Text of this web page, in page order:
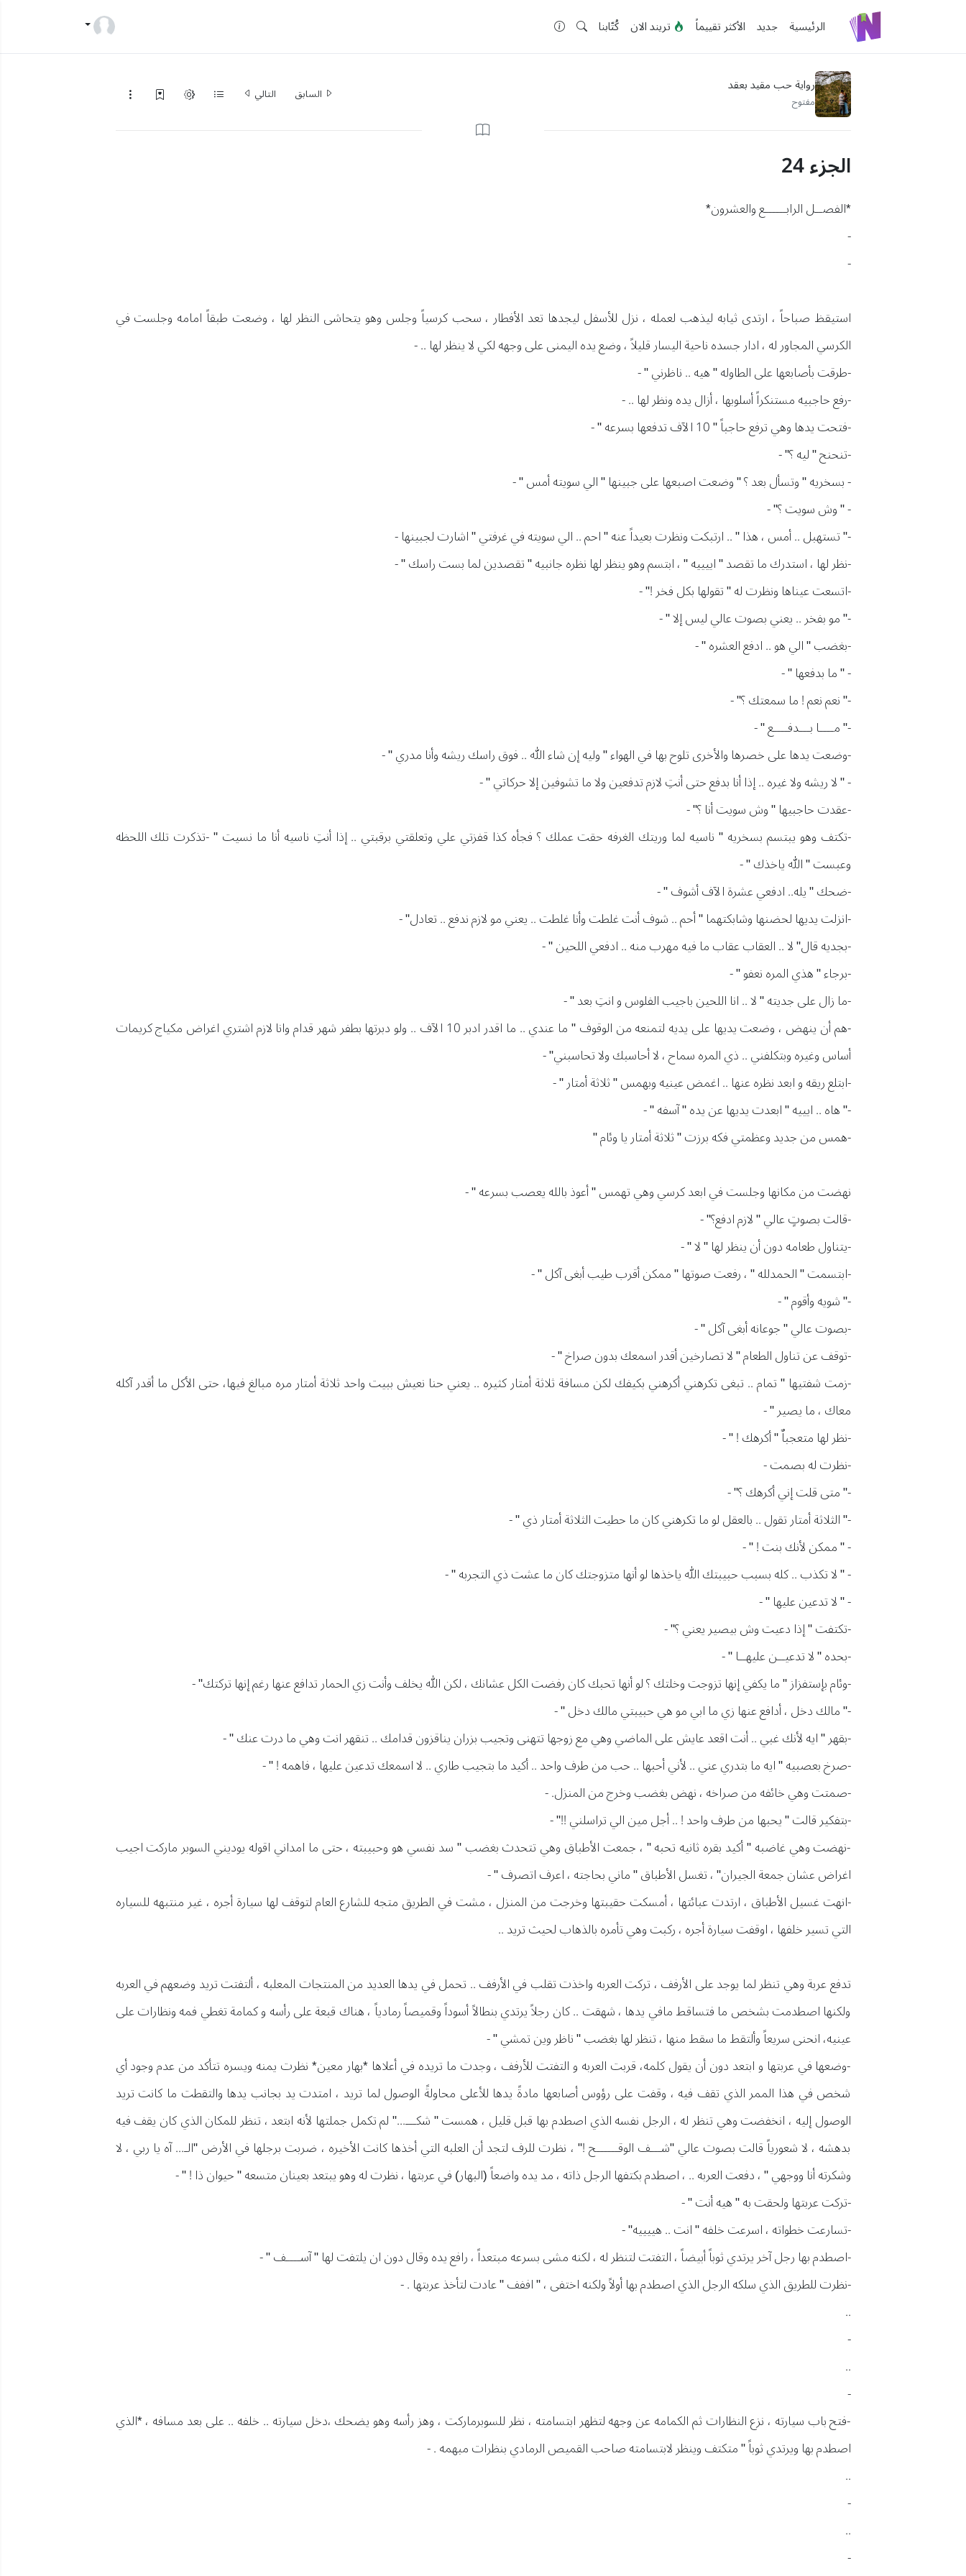
الرئيسية جديد الأكثر تقييماً تريند الان كُتّابنا
رواية حب مقيد بعقد
مفتوح السابق التالي
الجزء 24
*الفصــل الرابــــــع والعشرون*
-
-
استيقظ صباحاً ، ارتدى ثيابه ليذهب لعمله ، نزل للأسفل ليجدها تعد الأفطار ، سحب كرسياً وجلس وهو يتحاشى النظر لها ، وضعت طبقاً امامه وجلست في
الكرسي المجاور له ، ادار جسده ناحية اليسار قليلاً ، وضع يده اليمنى على وجهه لكي لا ينظر لها .. -
-طرقت بأصابعها على الطاوله " هيه .. ناظرني " -
-رفع حاجبيه مستنكراً أسلوبها ، أزال يده ونظر لها .. -
-فتحت يدها وهي ترفع حاجباً " 10 الآف تدفعها بسرعه " -
-تنحنح " ليه ؟" -
- بسخريه " وتسأل بعد ؟ " وضعت اصبعها على جبينها " الي سويته أمس " -
- " وش سويت ؟" -
-" تستهبل .. أمس ، هذا " .. ارتبكت ونظرت بعيداً عنه " احم .. الي سويته في غرفتي " اشارت لجبينها -
-نظر لها ، استدرك ما تقصد " اييييه " ، ابتسم وهو ينظر لها نظره جانبيه " تقصدين لما بست راسك " -
-اتسعت عيناها ونظرت له " تقولها بكل فخر !" -
-" مو بفخر .. يعني بصوت عالي ليس إلا " -
-بغضب " الي هو .. ادفع العشره " -
- " ما بدفعها " -
-" نعم نعم ! ما سمعتك ؟" -
-" مــــا بـــدفــــع " -
-وضعت يدها على خصرها والأخرى تلوح بها في الهواء " وليه إن شاء الله .. فوق راسك ريشه وأنا مدري " -
- " لا ريشه ولا غيره .. إذا أنا بدفع حتى أنتِ لازم تدفعين ولا ما تشوفين إلا حركاتي " -
-عقدت حاجبيها " وش سويت أنا ؟" -
-تكتف وهو يبتسم بسخريه " ناسيه لما وريتك الغرفه حقت عملك ؟ فجأه كذا قفزتي علي وتعلقتي برقبتي .. إذا أنتِ ناسيه أنا ما نسيت " -تذكرت تلك اللحظه
وعبست " الله ياخذك " -
-ضحك " يله.. ادفعي عشرة الآف أشوف " -
-انزلت يديها لحضنها وشابكتهما " أحم .. شوف أنت غلطت وأنا غلطت .. يعني مو لازم ندفع .. تعادل" -
-بجديه قال" لا .. العقاب عقاب ما فيه مهرب منه .. ادفعي اللحين " -
-برجاء " هذي المره نعفو " -
-ما زال على جديته " لا .. انا اللحين باجيب الفلوس و انتِ بعد " -
-هم أن ينهض ، وضعت يديها على يديه لتمنعه من الوقوف " ما عندي .. ما اقدر ادبر 10 الآف .. ولو دبرتها بطفر شهر قدام وانا لازم اشتري اغراض مكياج كريمات
أساس وغيره وبتكلفني .. ذي المره سماح ، لا أحاسبك ولا تحاسبني" -
-ابتلع ريقه و ابعد نظره عنها .. اغمض عينيه وبهمس " ثلاثة أمتار " -
-" هاه .. ايييه " ابعدت يديها عن يده " آسفه " -
-همس من جديد وعظمتي فكه برزت " ثلاثة أمتار يا وئام "
نهضت من مكانها وجلست في ابعد كرسي وهي تهمس " أعوذ بالله يعصب بسرعه " -
-قالت بصوتٍ عالي " لازم ادفع؟" -
-يتناول طعامه دون أن ينظر لها " لا " -
-ابتسمت " الحمدلله " ، رفعت صوتها " ممكن أقرب طيب أبغى آكل " -
-" شويه وأقوم " -
-بصوت عالي " جوعانه أبغى آكل " -
-توقف عن تناول الطعام " لا تصارخين أقدر اسمعك بدون صراخ " -
-زمت شفتيها " تمام .. تبغى تكرهني أكرهني بكيفك لكن مسافة ثلاثة أمتار كثيره .. يعني حنا نعيش ببيت واحد ثلاثة أمتار مره مبالغ فيها، حتى الأكل ما أقدر آكله
معاك ، ما يصير " -
-نظر لها متعجباٌ " أكرهك ! " -
-نظرت له بصمت -
-" متى قلت إني أكرهك ؟" -
-" الثلاثة أمتار تقول .. بالعقل لو ما تكرهني كان ما حطيت الثلاثة أمتار ذي " -
- " ممكن لأنك بنت ! " -
- " لا تكذب .. كله بسبب حبيبتك الله ياخذها لو أنها متزوجتك كان ما عشت ذي التجربه " -
- " لا تدعين عليها " -
-تكتفت " إذا دعيت وش بيصير يعني ؟" -
-بحده " لا تدعيــن عليهــا " -
-وئام بإستفزاز " ما يكفي إنها تزوجت وخلتك ؟ لو أنها تحبك كان رفضت الكل عشانك ، لكن الله يخلف وأنت زي الحمار تدافع عنها رغم إنها تركتك" -
-" مالك دخل ، أدافع عنها زي ما ابي مو هي حبيبتي مالك دخل " -
-بقهر " ايه لأنك غبي .. أنت اقعد عايش على الماضي وهي مع زوجها تتهنى وتجيب بزران يناقزون قدامك .. تنقهر انت وهي ما درت عنك " -
-صرخ بعصبيه " ايه ما بتدري عني .. لأني أحبها .. حب من طرف واحد .. أكيد ما بتجيب طاري .. لا اسمعك تدعين عليها ، فاهمه ! " -
-صمتت وهي خائفه من صراخه ، نهض بغضب وخرج من المنزل. -
-بتفكير قالت " يحبها من طرف واحد ! .. أجل مين الي تراسلني !!" -
-نهضت وهي غاضبه " أكيد بقره ثانيه تحبه " ، جمعت الأطباق وهي تتحدث بغضب " سد نفسي هو وحبيبته ، حتى ما امداني اقوله يوديني السوبر ماركت اجيب
اغراض عشان جمعة الجيران" ، تغسل الأطباق " ماني بحاجته ، اعرف اتصرف " -
-انهت غسيل الأطباق ، ارتدت عبائتها ، أمسكت حقيبتها وخرجت من المنزل ، مشت في الطريق متجه للشارع العام لتوقف لها سيارة أجره ، غير منتبهه للسياره
التي تسير خلفها ، اوقفت سيارة أجره ، ركبت وهي تأمره بالذهاب لحيث تريد ..
تدفع عربة وهي تنظر لما يوجد على الأرفف ، تركت العربه واخذت تقلب في الأرفف .. تحمل في يدها العديد من المنتجات المعلبه ، ألتفتت تريد وضعهم في العربه
ولكنها اصطدمت بشخص ما فتساقط مافي يدها ، شهقت .. كان رجلاً يرتدي بنطالاً أسوداً وقميصاً رمادياً ، هناك قبعة على رأسه و كمامة تغطي فمه ونظارات على
عينيه، انحنى سريعاً وألتقط ما سقط منها ، تنظر لها بغضب " ناظر وين تمشي " -
-وضعها في عربتها و ابتعد دون أن يقول كلمه، قربت العربه و التفتت للأرفف ، وجدت ما تريده في أعلاها *بهار معين* نظرت يمنه ويسره تتأكد من عدم وجود أي
شخص في هذا الممر الذي تقف فيه ، وقفت على رؤوس أصابعها مادةً يدها للأعلى محاولةً الوصول لما تريد ، امتدت يد بجانب يدها والتقطت ما كانت تريد
الوصول إليه ، انخفضت وهي تنظر له ، الرجل نفسه الذي اصطدم بها قبل قليل ، همست " شكـــ..." لم تكمل جملتها لأنه ابتعد ، تنظر للمكان الذي كان يقف فيه
بدهشه ، لا شعورياً قالت بصوت عالي "شـــف الوقــــــح !" ، نظرت للرف لتجد أن العلبه التي أخذها كانت الأخيره ، ضربت برجلها في الأرض "الـ... آه يا ربي ، لا
وشكرته أنا ووجهي " ، دفعت العربه .. ، اصطدم بكتفها الرجل ذاته ، مد يده واضعاً (البهار) في عربتها ، نظرت له وهو يبتعد بعينان متسعه " حيوان ذا ! " -
-تركت عربتها ولحقت به " هيه أنت " -
-تسارعت خطواته ، اسرعت خلفه " انت .. هييييه" -
-اصطدم بها رجل آخر يرتدي ثوباً أبيضاً ، التفتت لتنظر له ، لكنه مشى بسرعه مبتعداً ، رافع يده وقال دون ان يلتفت لها " آســــف " -
-نظرت للطريق الذي سلكه الرجل الذي اصطدم بها أولاً ولكنه اختفى ، " اففف " عادت لتأخذ عربتها . -
..
-
..
-
-فتح باب سيارته ، نزع النظارات ثم الكمامه عن وجهه لتظهر ابتسامته ، نظر للسوبرماركت ، وهز رأسه وهو يضحك ،دخل سيارته .. خلفه .. على بعد مسافه ، *الذي
اصطدم بها ويرتدي ثوباً " متكتف وينظر لابتسامته صاحب القميص الرمادي بنظرات مبهمه . -
..
-
..
-